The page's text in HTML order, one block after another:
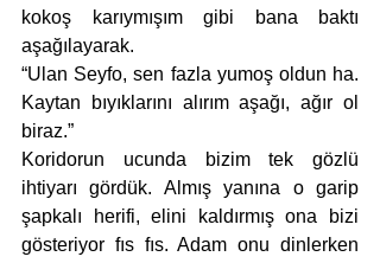
kokoş karıymışım gibi bana baktı
aşağılayarak.
“Ulan Seyfo, sen fazla yumoş oldun ha.
Kaytan bıyıklarını alırım aşağı, ağır ol
biraz.”
Koridorun ucunda bizim tek gözlü
ihtiyarı gördük. Almış yanına o garip
şapkalı herifi, elini kaldırmış ona bizi
gösteriyor fıs fıs. Adam onu dinlerken